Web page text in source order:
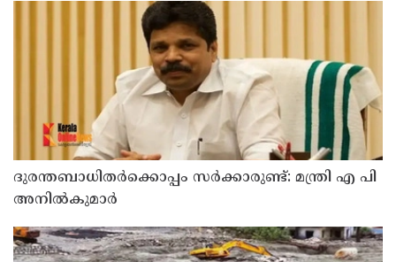
ദുരന്തബാധിതര്‍ക്കൊപ്പം സര്‍ക്കാരുണ്ട്: മന്ത്രി എ പി
അനില്‍കുമാര്‍